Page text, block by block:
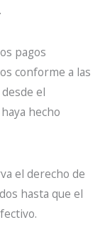
pagos
conforme a las
el
hecho
el derecho de
hasta que el